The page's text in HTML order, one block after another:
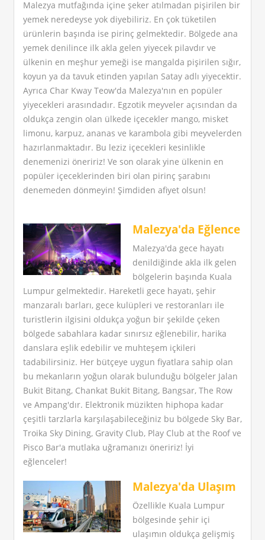
Malezya mutfağında içine şeker atılmadan pişirilen bir
yemek neredeyse yok diyebiliriz. En çok tüketilen
ürünlerin başında ise pirinç gelmektedir. Bölgede ana
yemek denilince ilk akla gelen yiyecek pilavdır ve
ülkenin en meşhur yemeği ise mangalda pişirilen sığır,
koyun ya da tavuk etinden yapılan Satay adlı yiyecektir.
Ayrıca Char Kway Teow'da Malezya'nın en popüler
yiyecekleri arasındadır. Egzotik meyveler açısından da
oldukça zengin olan ülkede içecekler mango, misket
limonu, karpuz, ananas ve karambola gibi meyvelerden
hazırlanmaktadır. Bu leziz içecekleri kesinlikle
denemenizi öneririz! Ve son olarak yine ülkenin en
popüler içeceklerinden biri olan pirinç şarabını
denemeden dönmeyin! Şimdiden afiyet olsun!
Malezya'da Eğlence
Malezya'da gece hayatı
denildiğinde akla ilk gelen
bölgelerin başında Kuala
Lumpur gelmektedir. Hareketli gece hayatı, şehir
manzaralı barları, gece kulüpleri ve restoranları ile
turistlerin ilgisini oldukça yoğun bir şekilde çeken
bölgede sabahlara kadar sınırsız eğlenebilir, harika
danslara eşlik edebilir ve muhteşem içkileri
tadabilirsiniz. Her bütçeye uygun fiyatlara sahip olan
bu mekanların yoğun olarak bulunduğu bölgeler Jalan
Bukit Bitang, Chankat Bukit Bitang, Bangsar, The Row
ve Ampang'dır. Elektronik müzikten hiphopa kadar
çeşitli tarzlarla karşılaşabileceğiniz bu bölgede Sky Bar,
Troika Sky Dining, Gravity Club, Play Club at the Roof ve
Pisco Bar'a mutlaka uğramanızı öneririz! İyi
eğlenceler!
Malezya'da Ulaşım
Özellikle Kuala Lumpur
bölgesinde şehir içi
ulaşımın oldukça gelişmiş